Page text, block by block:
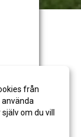
från
om du vill